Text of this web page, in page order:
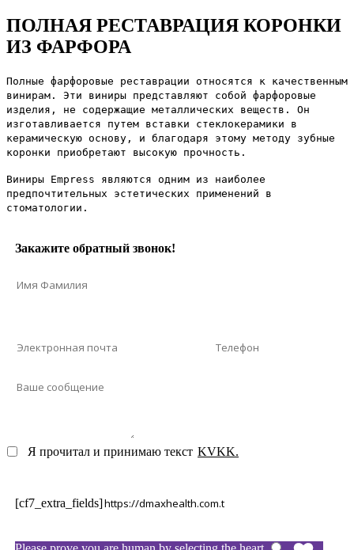
ПОЛНАЯ РЕСТАВРАЦИЯ КОРОНКИ
ИЗ ФАРФОРА
Полные фарфоровые реставрации относятся к качественным
винирам. Эти виниры представляют собой фарфоровые
изделия, не содержащие металлических веществ. Он
изготавливается путем вставки стеклокерамики в
керамическую основу, и благодаря этому методу зубные
коронки приобретают высокую прочность.
Виниры Empress являются одним из наиболее
предпочтительных эстетических применений в
стоматологии.
Закажите обратный звонок!
Я прочитал и принимаю текст KVKK.
[cf7_extra_fields]